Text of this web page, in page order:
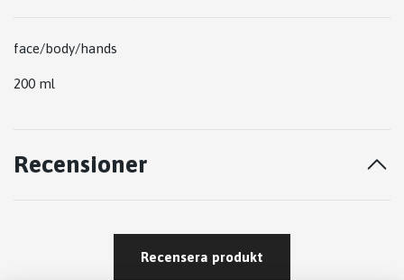
face/body/hands
200 ml
Recensioner
Recensera produkt